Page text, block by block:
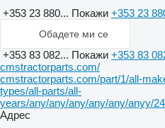
+353 23 880... Покажи +353 23
Обадете ми се
+353 83 082... Покажи +353 83
cmstractorparts.com/
cmstractorparts.com/part/1/all-
types/all-parts/all-
years/any/any/any/any/any/anyy/
Адрес